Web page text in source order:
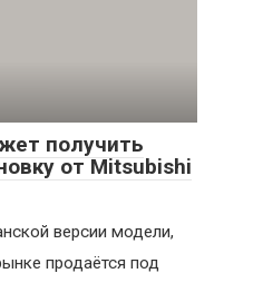
получить
от Mitsubishi
версии модели,
продаётся под